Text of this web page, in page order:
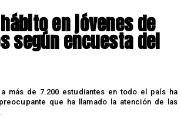
en jóvenes de
según encuesta del
más de 7.200 estudiantes en todo el país ha
que ha llamado la atención de las